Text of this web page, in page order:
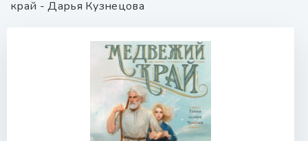
край - Дарья Кузнецова